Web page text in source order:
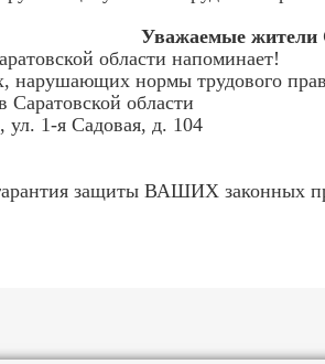
Уважаемые жители
области напоминает!
нарушающих нормы трудового
Саратовской области
1-я Садовая, д. 104
защиты ВАШИХ законных